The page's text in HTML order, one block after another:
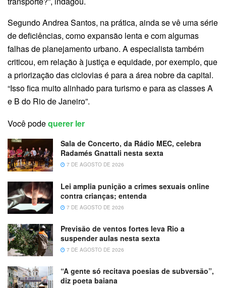
Segundo Andrea Santos, na prática, ainda se vê uma série
de deficiências, como expansão lenta e com algumas
falhas de planejamento urbano. A especialista também
criticou, em relação à justiça e equidade, por exemplo, que
a priorização das ciclovias é para a área nobre da capital.
“Isso fica muito alinhado para turismo e para as classes A
e B do Rio de Janeiro”.
Você podequerer ler
Sala de Concerto, da Rádio MEC, celebra
Radamés Gnattali nesta sexta
7 DE AGOSTO DE 2026
Lei amplia punição a crimes sexuais online
contra crianças; entenda
7 DE AGOSTO DE 2026
Previsão de ventos fortes leva Rio a
suspender aulas nesta sexta
7 DE AGOSTO DE 2026
“A gente só recitava poesias de subversão”,
diz poeta baiana